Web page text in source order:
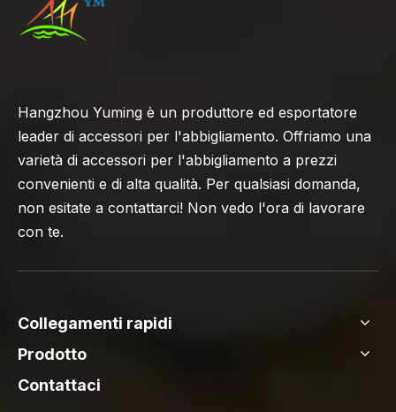
Hangzhou Yuming è un produttore ed esportatore
leader di accessori per l'abbigliamento. Offriamo una
varietà di accessori per l'abbigliamento a prezzi
convenienti e di alta qualità. Per qualsiasi domanda,
non esitate a contattarci! Non vedo l'ora di lavorare
con te.
Collegamenti rapidi
Prodotto
Contattaci